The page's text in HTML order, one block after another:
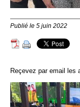
Publié le 5 juin 2022
Reçevez par email les